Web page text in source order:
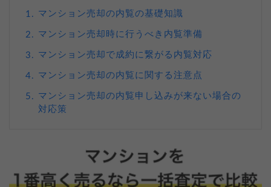
1. マンション売却の内覧の基礎知識
2. マンション売却時に行うべき内覧準備
3. マンション売却で成約に繋がる内覧対応
4. マンション売却の内覧に関する注意点
5. マンション売却の内覧申し込みが来ない場合の
対応策